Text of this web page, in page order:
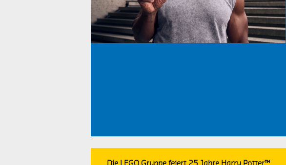
LEGO Minecraft™ LEGO Minifigures
LEGO Classic LEGO Mindstorms
LEGO Creator Expert LEGO Life
Die LEGO Gruppe feiert 25 Jahre Harry Potter™